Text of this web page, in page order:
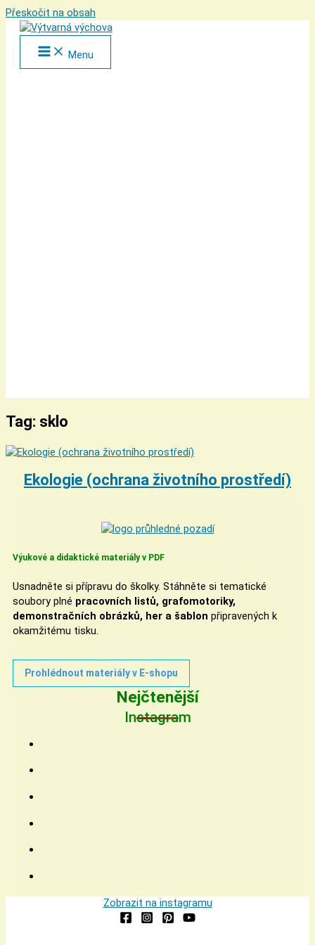
Přeskočit na obsah
Menu
Tag: sklo
Ekologie (ochrana životního prostředí)
Výukové a didaktické materiály v PDF
Usnadněte si přípravu do školky. Stáhněte si tematické
soubory plné pracovních listů, grafomotoriky,
demonstračních obrázků, her a šablon připravených k
okamžitému tisku.
Prohlédnout materiály v E-shopu
Nejčtenější
Instagram
Zobrazit na instagramu